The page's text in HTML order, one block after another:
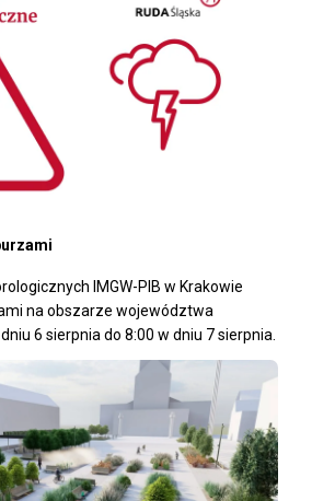
IMGW-PIB w Krakowie
na obszarze województwa
6 sierpnia do 8:00 w dniu 7 sierpnia.